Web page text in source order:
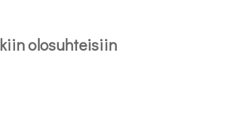
olosuhteisiin